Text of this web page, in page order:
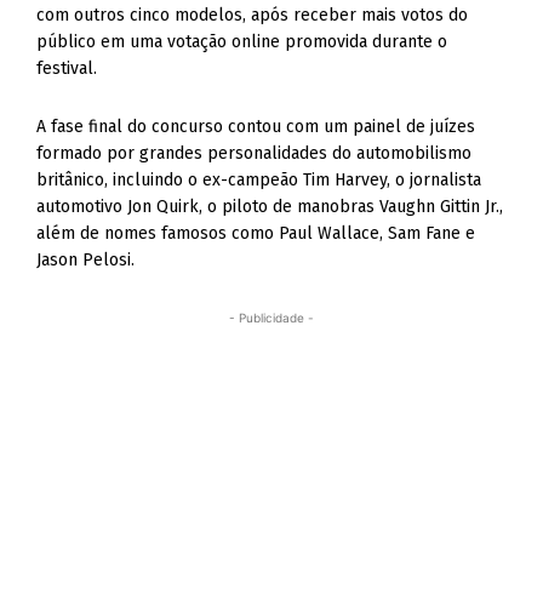
com outros cinco modelos, após receber mais votos do
público em uma votação online promovida durante o
festival.
A fase final do concurso contou com um painel de juízes
formado por grandes personalidades do automobilismo
britânico, incluindo o ex-campeão Tim Harvey, o jornalista
automotivo Jon Quirk, o piloto de manobras Vaughn Gittin Jr.,
além de nomes famosos como Paul Wallace, Sam Fane e
Jason Pelosi.
- Publicidade -